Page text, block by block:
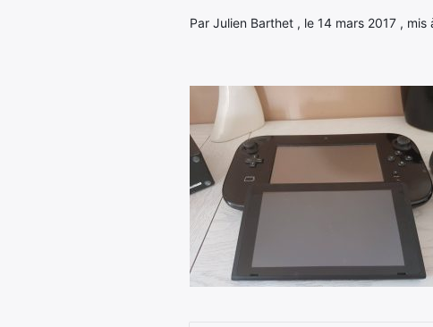
Par Julien Barthet , le 14 mars 2017 ,